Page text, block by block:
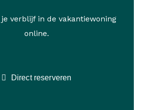
verblijf in de vakantiewoning
online.
Direct reserveren